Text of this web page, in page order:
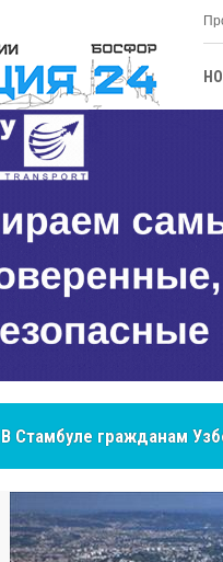
В Стамбуле гражданам
вопросах
NCS Jeans: турецкий